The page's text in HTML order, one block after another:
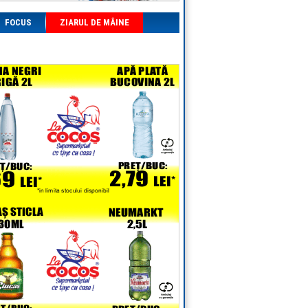
FOCUS ZIARUL DE MÂINE